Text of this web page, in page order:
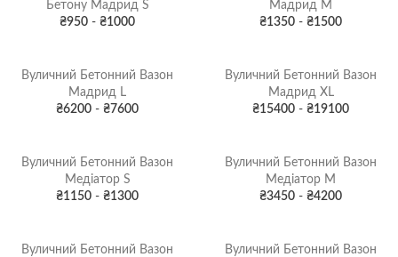
Бетону Мадрид S
₴950 - ₴1000
Мадрид M
₴1350 - ₴1500
Вуличний Бетонний Вазон
Мадрид L
₴6200 - ₴7600
Вуличний Бетонний Вазон
Мадрид XL
₴15400 - ₴19100
Вуличний Бетонний Вазон
Медіатор S
₴1150 - ₴1300
Вуличний Бетонний Вазон
Медіатор М
₴3450 - ₴4200
Вуличний Бетонний Вазон
Вуличний Бетонний Вазон